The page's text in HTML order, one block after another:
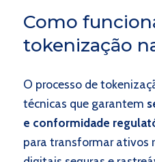
Como
tokenização
O processo de
técnicas que garantem
e conformidade
para transformar ativos